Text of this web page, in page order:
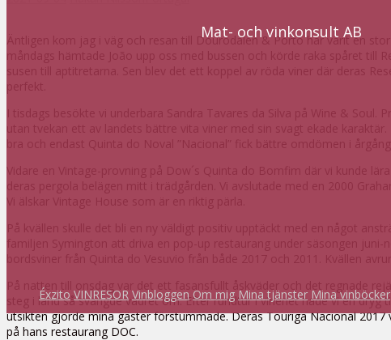
Mat- och vinkonsult AB
Éxzito VINRESOR Vinbloggen Om mig Mina tjänster Mina vinböcker
Äntligen kom jag i väg och resan till Dourodalen & Porto har varit en
måndags hämtade João upp oss med bussen och körde raka spåret till
susen till aptitretarna. Sen blev det ett koppel av röda viner där deras
perfekt.
I tisdags besökte vi underbara Sandra Tavares da Silva på Wine &
utan tvekan ett av landets bättre vita viner med sin svagt ekade
bra och endast Quinta do Noval ”Nacional” fick bättre omdömen i årgång
Vidare en Vintage-provning på Dow´s Quinta do Bomfim där vi kunde
deras pergola belägen mitt i trädgården. Vi avslutade med en 2000
Vi älskar Vintage House som är en riktig pärla.
På kvällen skulle det bli en ny väldigt positiv upptäckt med en något
familjen Symington att driva en pop-up restaurang under säsongen
bordsviner från Quinta do Vesuvio från både 2017 och 2011. Kvällen
På natten till onsdag var det ett fasansfullt åskväder och det regnade
steg i land så svängde vädret om. Efter rundtur i vineriet hade vi en
utsikten gjorde mina gäster förstummade. Deras Touriga Nacional
på hans restaurang DOC.